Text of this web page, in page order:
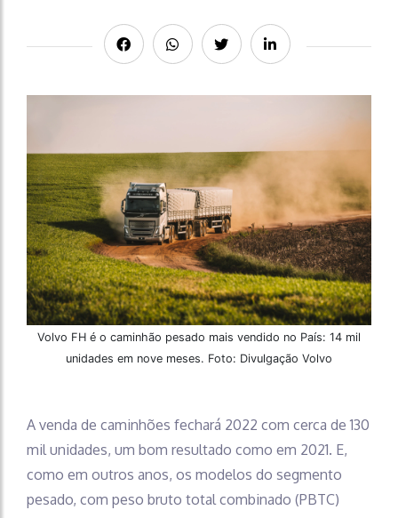
Volvo FH é o caminhão pesado mais vendido no País: 14 mil
unidades em nove meses. Foto: Divulgação Volvo
A venda de caminhões fechará 2022 com cerca de 130
mil unidades, um bom resultado como em 2021. E,
como em outros anos, os modelos do segmento
pesado, com peso bruto total combinado (PBTC)